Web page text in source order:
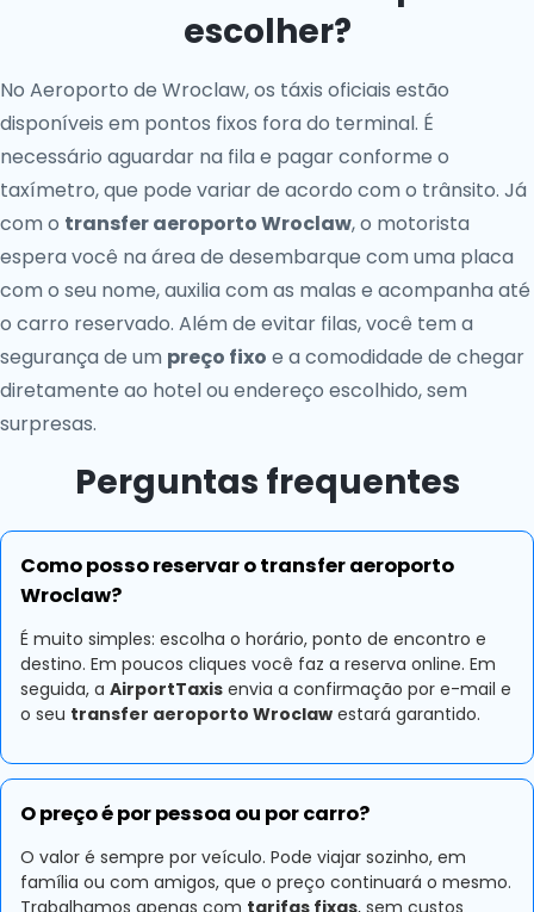
escolher?
No Aeroporto de Wroclaw, os táxis oficiais estão
disponíveis em pontos fixos fora do terminal. É
necessário aguardar na fila e pagar conforme o
taxímetro, que pode variar de acordo com o trânsito. Já
com o transfer aeroporto Wroclaw, o motorista
espera você na área de desembarque com uma placa
com o seu nome, auxilia com as malas e acompanha até
o carro reservado. Além de evitar filas, você tem a
segurança de um preço fixo e a comodidade de chegar
diretamente ao hotel ou endereço escolhido, sem
surpresas.
Perguntas frequentes
Como posso reservar o transfer aeroporto
Wroclaw?
É muito simples: escolha o horário, ponto de encontro e
destino. Em poucos cliques você faz a reserva online. Em
seguida, a AirportTaxis envia a confirmação por e-mail e
o seu transfer aeroporto Wroclaw estará garantido.
O preço é por pessoa ou por carro?
O valor é sempre por veículo. Pode viajar sozinho, em
família ou com amigos, que o preço continuará o mesmo.
Trabalhamos apenas com tarifas fixas, sem custos